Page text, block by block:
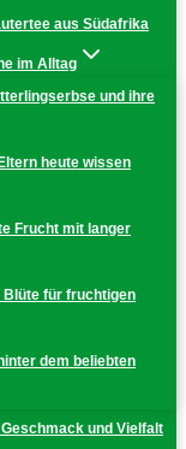
aus Südafrika
im Alltag
und ihre
heute wissen
Frucht mit langer
Blüte für fruchtigen
dem beliebten
und Vielfalt